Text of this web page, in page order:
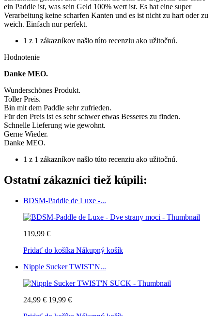
ein Paddle ist, was sein Geld 100% wert ist. Es hat eine super
Verarbeitung keine scharfen Kanten und es ist nicht zu hart oder zu
weich. Einfach nur perfekt.
1 z 1 zákazníkov našlo túto recenziu ako užitočnú.
Hodnotenie
Danke MEO.
Wunderschönes Produkt.
Toller Preis.
Bin mit dem Paddle sehr zufrieden.
Für den Preis ist es sehr schwer etwas Besseres zu finden.
Schnelle Lieferung wie gewohnt.
Gerne Wieder.
Danke MEO.
1 z 1 zákazníkov našlo túto recenziu ako užitočnú.
Ostatní zákazníci tiež kúpili:
BDSM-Paddle de Luxe -...
119,99 €
Pridať do košíka Nákupný košík
Nipple Sucker TWIST'N...
24,99 € 19,99 €